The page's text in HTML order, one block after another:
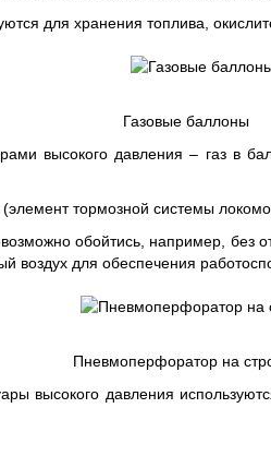
для хранения топлива,
Газовые баллоны
высокого давления – газ в
тормозной системы
обойтись, например,
воздух для обеспечения
Пневмоперфоратор на
высокого давления